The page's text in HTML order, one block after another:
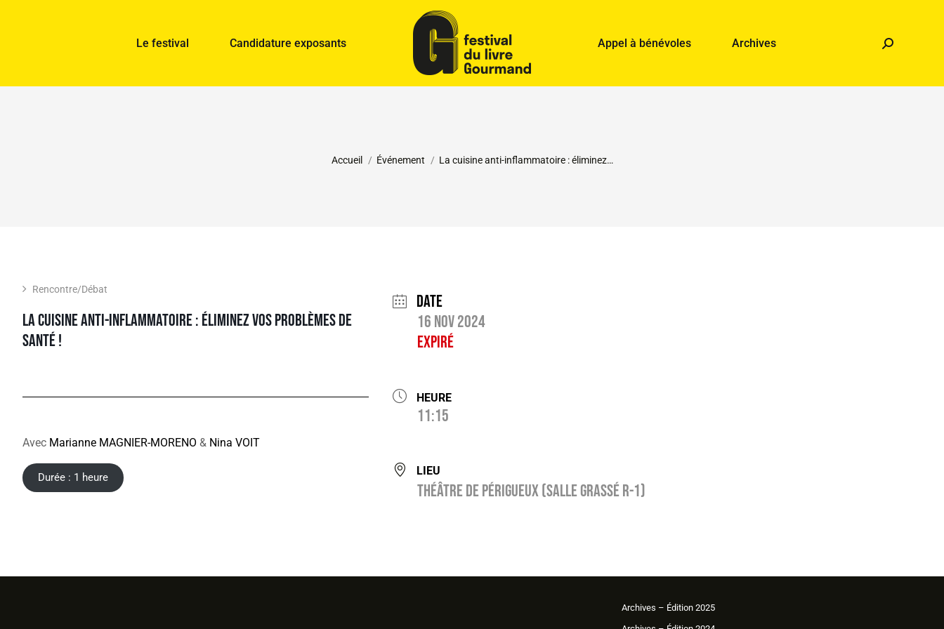
Le festival Candidature exposants Appel à bénévoles Archives
Vous êtes ici :
Accueil Événement La cuisine anti-inflammatoire : éliminez…
Rencontre/Débat
La cuisine anti-inflammatoire : éliminez vos problèmes de
santé !
Avec Marianne MAGNIER-MORENO & Nina VOIT
Durée : 1 heure
Date
16 Nov 2024
Expiré
HEURE
11:15
LIEU
Théâtre de Périgueux (salle Grassé R-1)
Archives – Édition 2025